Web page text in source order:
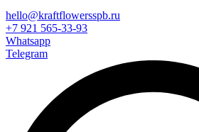
hello@kraftflowersspb.ru
+7 921 565-33-93
Whatsapp
Telegram